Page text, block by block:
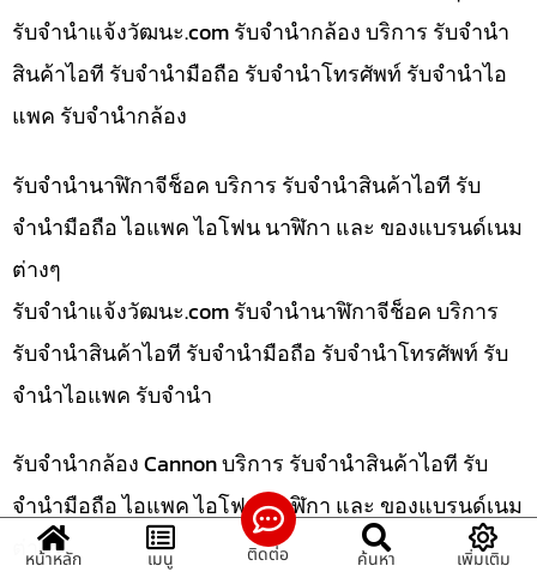
รับจํานําแจ้งวัฒนะ.com รับจำนำกล้อง บริการ รับจำนำ
สินค้าไอที รับจำนำมือถือ รับจำนำโทรศัพท์ รับจำนำไอ
แพค รับจำนำกล้อง
รับจำนำนาฬิกาจีช็อค บริการ รับจำนำสินค้าไอที รับ
จำนำมือถือ ไอแพค ไอโฟน นาฬิกา และ ของแบรนด์เนม
ต่างๆ
รับจํานําแจ้งวัฒนะ.com รับจำนำนาฬิกาจีช็อค บริการ
รับจำนำสินค้าไอที รับจำนำมือถือ รับจำนำโทรศัพท์ รับ
จำนำไอแพค รับจำนำ
รับจำนำกล้อง Cannon บริการ รับจำนำสินค้าไอที รับ
จำนำมือถือ ไอแพค ไอโฟน นาฬิกา และ ของแบรนด์เนม
ต่างๆ
หน้าหลัก เมนู ติดต่อ ค้นหา เพิ่มเติม